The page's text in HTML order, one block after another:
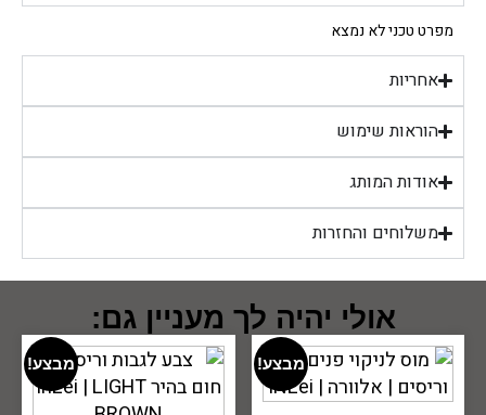
מפרט טכני לא נמצא
אחריות
הוראות שימוש
אודות המותג
משלוחים והחזרות
אולי יהיה לך מעניין גם:
מבצע! מבצע!